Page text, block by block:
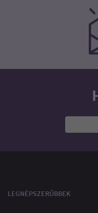
LEGNÉPSZERŰBBEK